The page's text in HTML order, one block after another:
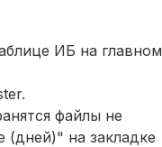
ИБ на главном
файлы не
(дней)" на закладке